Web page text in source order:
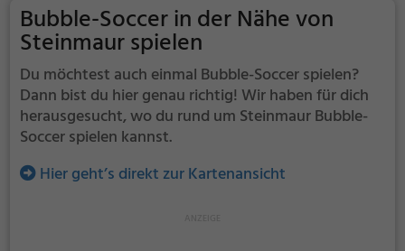
Bubble-Soccer in der Nähe von
Steinmaur spielen
Du möchtest auch einmal Bubble-Soccer spielen?
Dann bist du hier genau richtig! Wir haben für dich
herausgesucht, wo du rund um Steinmaur Bubble-
Soccer spielen kannst.
Hier geht’s direkt zur Kartenansicht